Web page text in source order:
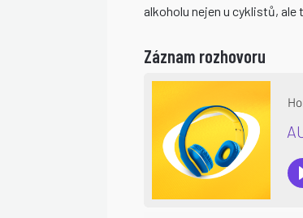
alkoholu nejen u cyklistů,
Záznam rozhovoru